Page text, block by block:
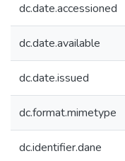
dc.date.accessioned
dc.date.available
dc.date.issued
dc.format.mimetype
dc.identifier.dane